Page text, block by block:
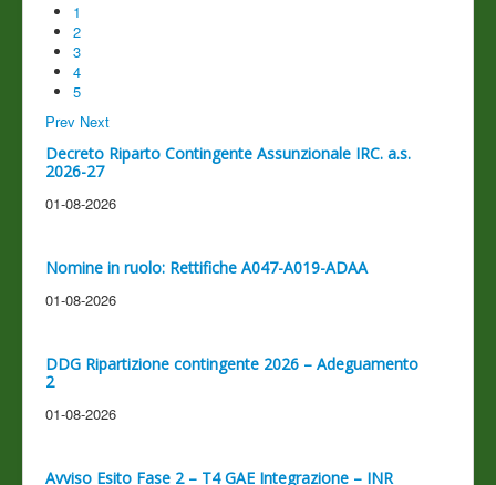
1
2
3
4
5
Prev Next
Decreto Riparto Contingente Assunzionale IRC. a.s.
2026-27
01-08-2026
Nomine in ruolo: Rettifiche A047-A019-ADAA
01-08-2026
DDG Ripartizione contingente 2026 – Adeguamento
2
01-08-2026
Avviso Esito Fase 2 – T4 GAE Integrazione – INR